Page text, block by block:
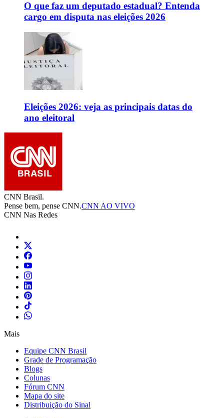
O que faz um deputado estadual? Entenda
cargo em disputa nas eleições 2026
Eleições 2026: veja as principais datas do
ano eleitoral
CNN Brasil.
Pense bem, pense CNN.CNN AO VIVO
CNN Nas Redes
Mais
Equipe CNN Brasil
Grade de Programação
Blogs
Colunas
Fórum CNN
Mapa do site
Distribuição do Sinal